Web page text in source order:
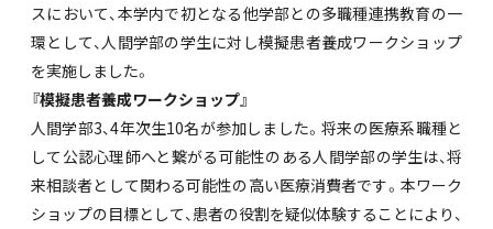
スにおいて、本学内で初となる他学部との多職種連携教育の一
環として、人間学部の学生に対し模擬患者養成ワークショップ
を実施しました。
『模擬患者養成ワークショップ』
人間学部3、4年次生10名が参加しました。将来の医療系職種と
して公認心理師へと繋がる可能性のある人間学部の学生は、将
来相談者として関わる可能性の高い医療消費者です。本ワーク
ショップの目標として、患者の役割を疑似体験することにより、